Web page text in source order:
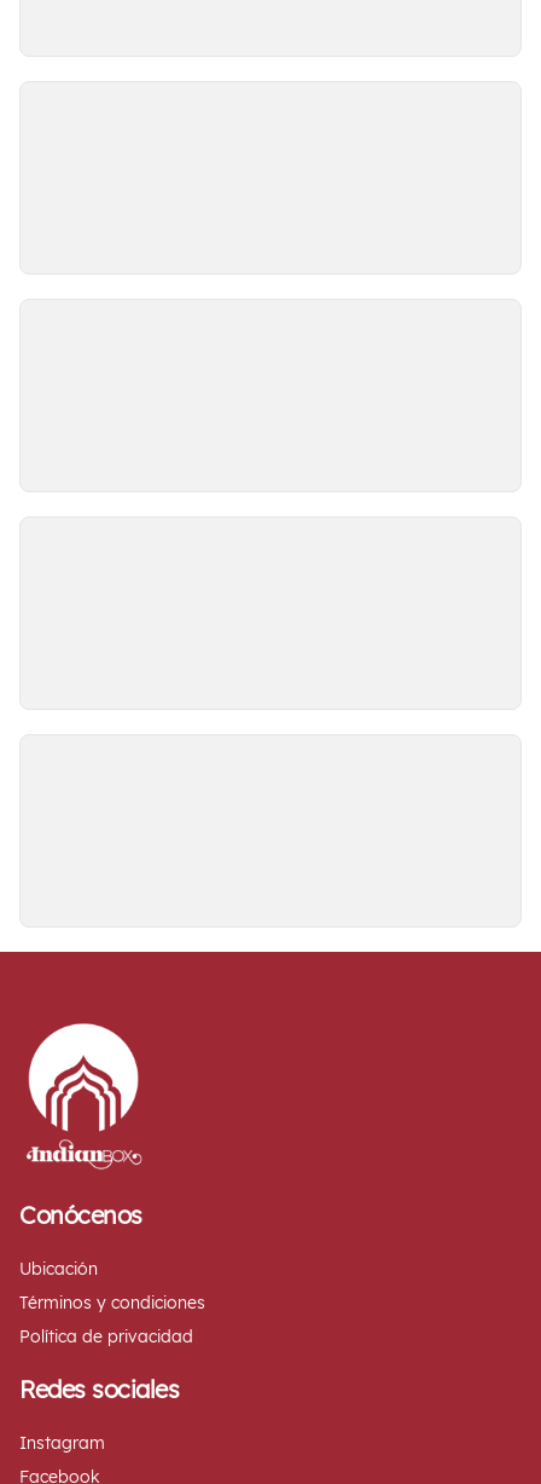
Conócenos
Ubicación
Términos y condiciones
Política de privacidad
Redes sociales
Instagram
Facebook